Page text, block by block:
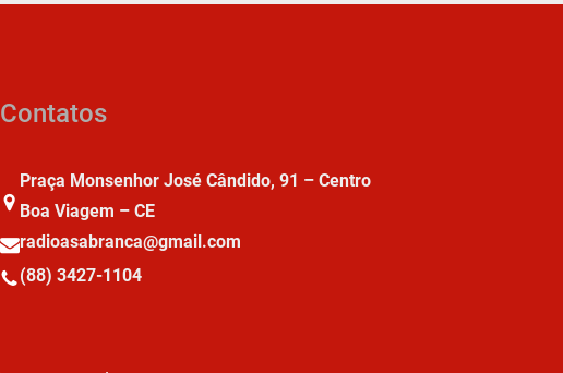
Contatos
Praça Monsenhor José Cândido, 91 – Centro
Boa Viagem – CE
radioasabranca@gmail.com
(88) 3427-1104